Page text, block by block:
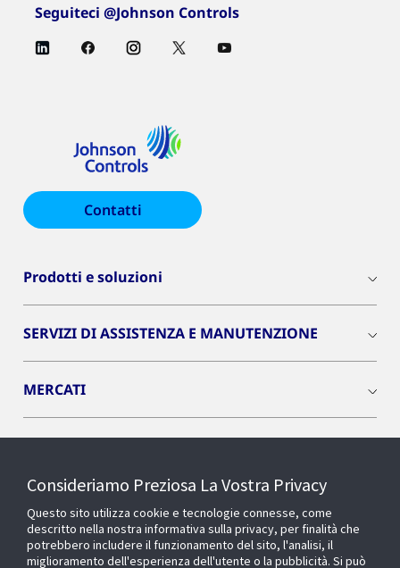
Seguiteci @Johnson Controls
Contatti
Prodotti e soluzioni
SERVIZI DI ASSISTENZA E MANUTENZIONE
MERCATI
OPENBLUE
Consideriamo Preziosa La Vostra Privacy
Questo sito utilizza cookie e tecnologie connesse, come
descritto nella nostra informativa sulla privacy, per finalità che
potrebbero includere il funzionamento del sito, l'analisi, il
miglioramento dell'esperienza dell'utente o la pubblicità. Si può